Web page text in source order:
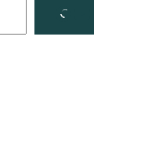
Facebook